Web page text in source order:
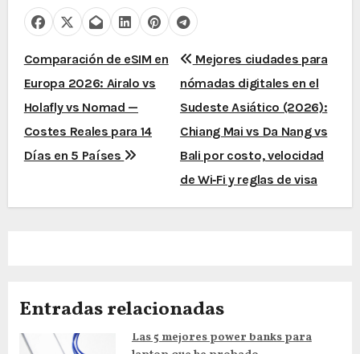
N
a
v
e
i
ó
Comparación de eSIM en
Europa 2026: Airalo vs
Holafly vs Nomad —
Costes Reales para 14
Días en 5 Países
Mejores ciudades para
nómadas digitales en el
Sudeste Asiático (2026):
Chiang Mai vs Da Nang vs
Bali por costo, velocidad
de Wi‑Fi y reglas de visa
Entradas relacionadas
Las 5 mejores power banks para